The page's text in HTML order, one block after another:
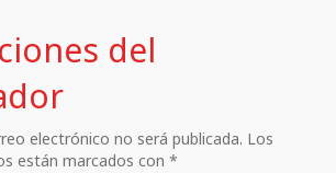
del
electrónico no será publicada. Los
están marcados con *